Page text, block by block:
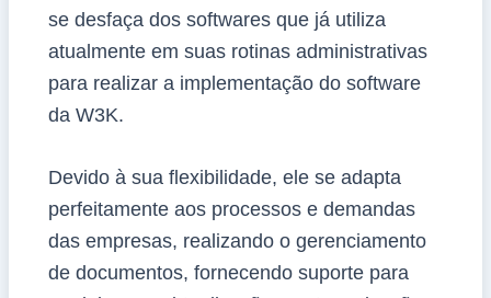
se desfaça dos softwares que já utiliza
atualmente em suas rotinas administrativas
para realizar a implementação do software
da W3K.
Devido à sua flexibilidade, ele se adapta
perfeitamente aos processos e demandas
das empresas, realizando o gerenciamento
de documentos, fornecendo suporte para